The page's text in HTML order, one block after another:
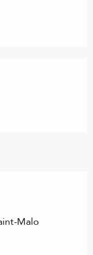
Malo